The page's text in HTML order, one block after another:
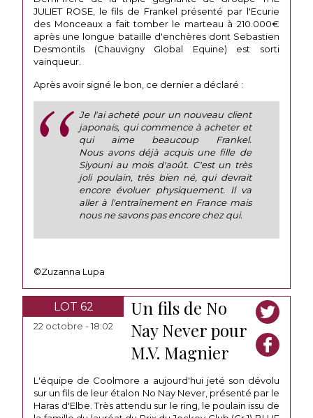
JULIET ROSE, le fils de Frankel présenté par l'Ecurie
des Monceaux a fait tomber le marteau à 210.000€
après une longue bataille d'enchères dont Sebastien
Desmontils (Chauvigny Global Equine) est sorti
vainqueur.
Après avoir signé le bon, ce dernier a déclaré :
Je l'ai acheté pour un nouveau client
japonais, qui commence à acheter et
qui aime beaucoup Frankel.
Nous avons déjà acquis une fille de
Siyouni au mois d'août. C'est un très
joli poulain, très bien né, qui devrait
encore évoluer physiquement. Il va
aller à l'entraînement en France mais
nous ne savons pas encore chez qui.
©Zuzanna Lupa
LOT 62
22 octobre - 18:02
Un fils de No
Nay Never pour
M.V. Magnier
L'équipe de Coolmore a aujourd'hui jeté son dévolu
sur un fils de leur étalon No Nay Never, présenté par le
Haras d'Elbe. Très attendu sur le ring, le poulain issu de